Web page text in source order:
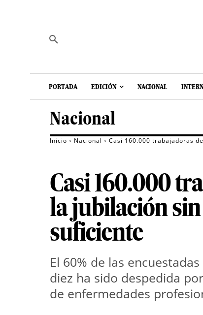
PORTADA EDICIÓN NACIONAL
Nacional
Inicio Nacional Casi 160.000 trabajadoras
Casi 160.000
la jubilación
suficiente
El 60% de las
diez ha sido despedida
de enfermedades